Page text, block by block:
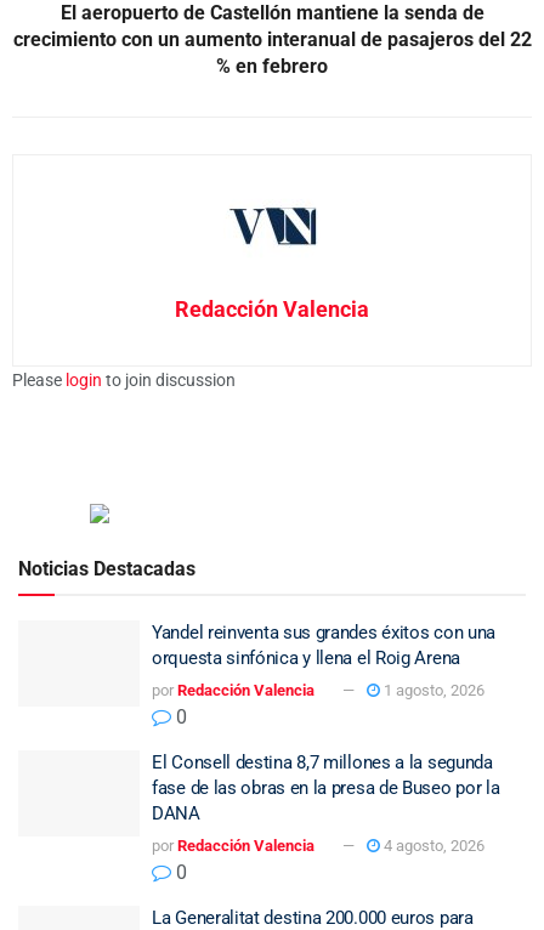
El aeropuerto de Castellón mantiene la senda de
crecimiento con un aumento interanual de pasajeros del 22
% en febrero
Redacción Valencia
Please login to join discussion
Noticias Destacadas
Yandel reinventa sus grandes éxitos con una
orquesta sinfónica y llena el Roig Arena
por Redacción Valencia 1 agosto, 2026
0
El Consell destina 8,7 millones a la segunda
fase de las obras en la presa de Buseo por la
DANA
por Redacción Valencia 4 agosto, 2026
0
La Generalitat destina 200.000 euros para